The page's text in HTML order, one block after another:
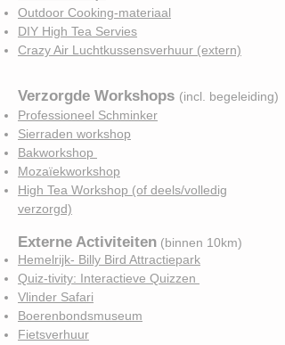
Outdoor Cooking-materiaal
DIY High Tea Servies
Crazy Air Luchtkussensverhuur (extern)
Verzorgde Workshops (incl. begeleiding)
Professioneel Schminker
Sierraden workshop
Bakworkshop
Mozaïekworkshop
High Tea Workshop (of deels/volledig
verzorgd)
Externe Activiteiten (binnen 10km)
Hemelrijk- Billy Bird Attractiepark
Quiz-tivity: Interactieve Quizzen
Vlinder Safari
Boerenbondsmuseum
Fietsverhuur